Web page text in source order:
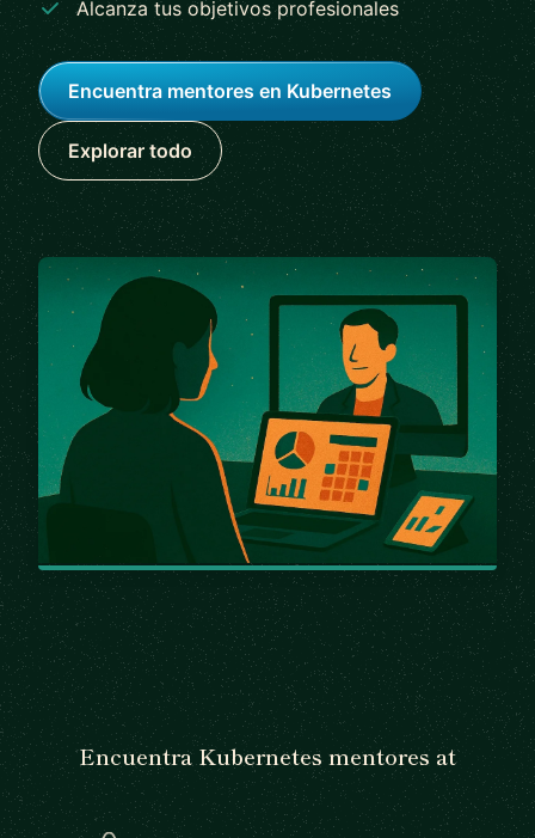
Alcanza tus objetivos profesionales
Encuentra mentores en Kubernetes
Explorar todo
Encuentra Kubernetes mentores at